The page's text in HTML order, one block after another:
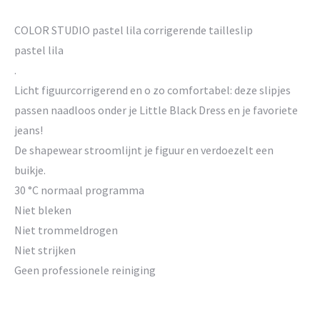
COLOR STUDIO pastel lila corrigerende tailleslip
pastel lila
.
Licht figuurcorrigerend en o zo comfortabel: deze slipjes
passen naadloos onder je Little Black Dress en je favoriete
jeans!
De shapewear stroomlijnt je figuur en verdoezelt een
buikje.
30 °C normaal programma
Niet bleken
Niet trommeldrogen
Niet strijken
Geen professionele reiniging